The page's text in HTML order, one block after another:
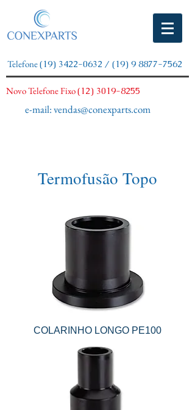
Telefone(19) 3422-0632 / (19) 9 8877-7562
e-mail:vendas@conexparts.com
Novo Telefone Fixo(12) 3019-8255
Termofusão Topo
COLARINHO LONGO PE100